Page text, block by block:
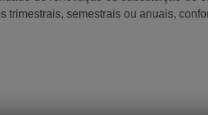
semestrais ou anuais,